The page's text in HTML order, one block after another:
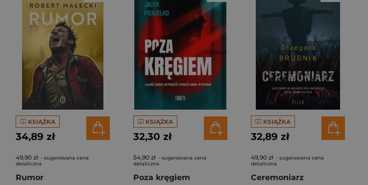
KSIĄŻKA
34,89 zł
49,90 zł - sugerowana cena
detaliczna
Rumor
KSIĄŻKA
32,30 zł
54,90 zł - sugerowana cena
detaliczna
Poza kręgiem
KSIĄŻKA
32,89 zł
49,90 zł - sugerowana cena
detaliczna
Ceremoniarz